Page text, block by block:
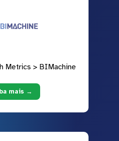
Metrics > BIMachine
mais →